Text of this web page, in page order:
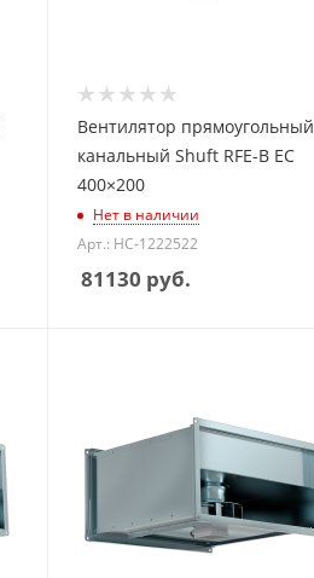
Вентилятор прямоугольный
канальный Shuft RFE-B EC
400×200
Нет в наличии
Арт.: НС-1222522
81130 руб.